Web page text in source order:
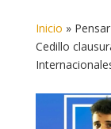
Inicio »
Cedillo